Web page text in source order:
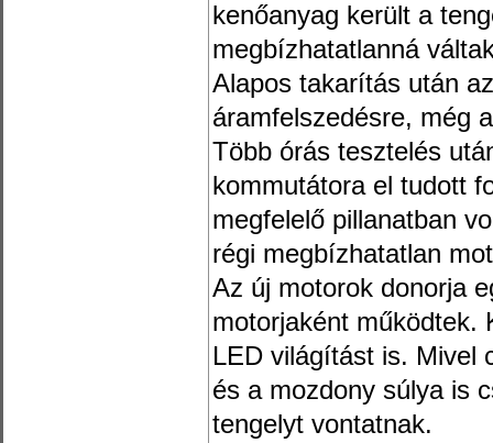
kenőanyag került a
megbízhatatlanná
Alapos takarítás után
áramfelszedésre, még
Több órás tesztelés
kommutátora el tudott
megfelelő pillanatban
régi megbízhatatlan
Az új motorok donorja
motorjaként működtek.
LED világítást is. Mivel
és a mozdony súlya is
tengelyt vontatnak.